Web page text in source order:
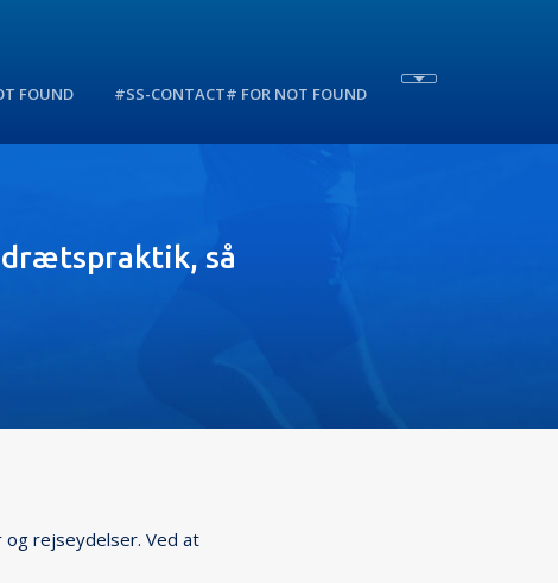
FOUND #SS-CONTACT# FOR NOT FOUND
så
og rejseydelser. Ved at